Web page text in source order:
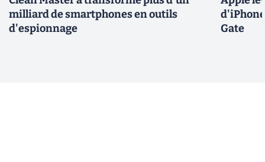
milliard de smartphones en outils
d'espionnage
Gate